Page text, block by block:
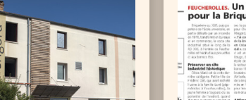
de Versailles.
château de
Briqueterie
l’énergie
artisans et
la pépinière
écho à